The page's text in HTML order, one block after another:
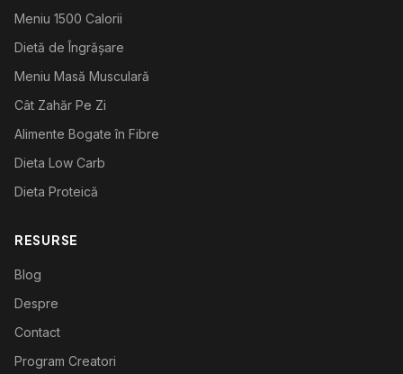
Meniu 1500 Calorii
Dietă de Îngrășare
Meniu Masă Musculară
Cât Zahăr Pe Zi
Alimente Bogate în Fibre
Dieta Low Carb
Dieta Proteică
RESURSE
Blog
Despre
Contact
Program Creatori